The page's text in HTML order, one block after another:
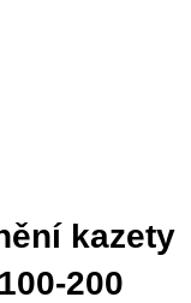
kazety
200